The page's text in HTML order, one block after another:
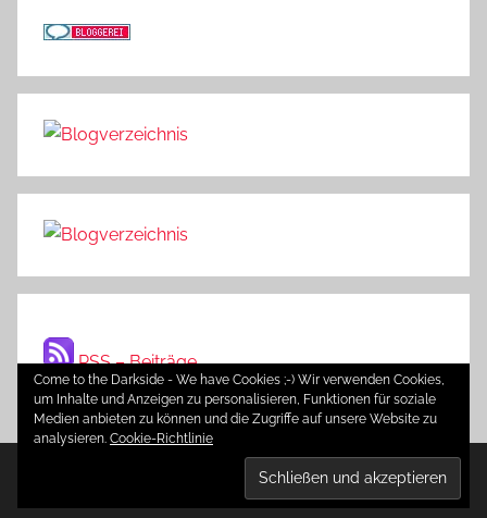
RSS – Beiträge
WordPress-Theme: Donovan von ThemeZee.
Come to the Darkside - We have Cookies ;-) Wir verwenden Cookies,
um Inhalte und Anzeigen zu personalisieren, Funktionen für soziale
Medien anbieten zu können und die Zugriffe auf unsere Website zu
analysieren. Cookie-Richtlinie